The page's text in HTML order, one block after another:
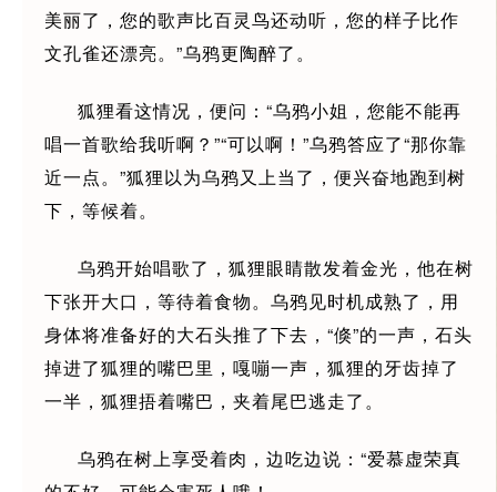
美丽了，您的歌声比百灵鸟还动听，您的样子比作
文孔雀还漂亮。”乌鸦更陶醉了。
狐狸看这情况，便问：“乌鸦小姐，您能不能再
唱一首歌给我听啊？”“可以啊！”乌鸦答应了“那你靠
近一点。”狐狸以为乌鸦又上当了，便兴奋地跑到树
下，等候着。
乌鸦开始唱歌了，狐狸眼睛散发着金光，他在树
下张开大口，等待着食物。乌鸦见时机成熟了，用
身体将准备好的大石头推了下去，“倏”的一声，石头
掉进了狐狸的嘴巴里，嘎嘣一声，狐狸的牙齿掉了
一半，狐狸捂着嘴巴，夹着尾巴逃走了。
乌鸦在树上享受着肉，边吃边说：“爱慕虚荣真